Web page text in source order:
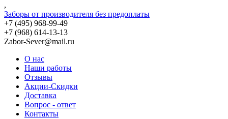
,
Заборы от производителя без предоплаты
+7 (495) 968-99-49
+7 (968) 614-13-13
Zabor-Sever@mail.ru
О нас
Наши работы
Отзывы
Акции-Скидки
Доставка
Вопрос - ответ
Контакты